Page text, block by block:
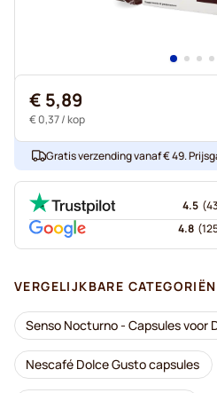
€ 5,89
€ 0,37/ kop
Gratis verzending vanaf € 49.
4.5 (
4.8 (
VERGELIJKBARE CATEGORIËN
Senso Nocturno - Capsules voor
Nescafé Dolce Gusto capsules